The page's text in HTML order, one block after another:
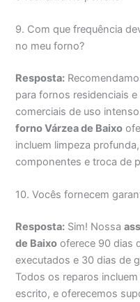
9. Com que frequência
no meu forno?
Resposta:
para fornos residenciais
comerciais de uso
forno Várzea de Baixo
incluem limpeza
componentes e troca de
10. Vocês fornecem
Resposta: Sim! Nossa
de Baixo oferece 90 dias
executados e 30 dias de
Todos os reparos
escrito, e oferecemos